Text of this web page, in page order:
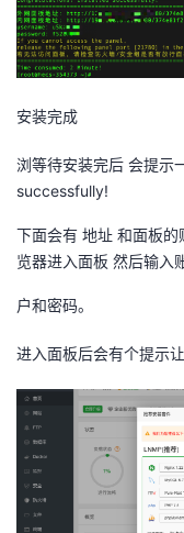
证
实
验
的
收
藏
持
建
议
安装完成
浏等待安装完后 会提示
successfully!
下面会有 地址 和面板
览器进入面板 然后输入
户和密码。
进入面板后会有个提示